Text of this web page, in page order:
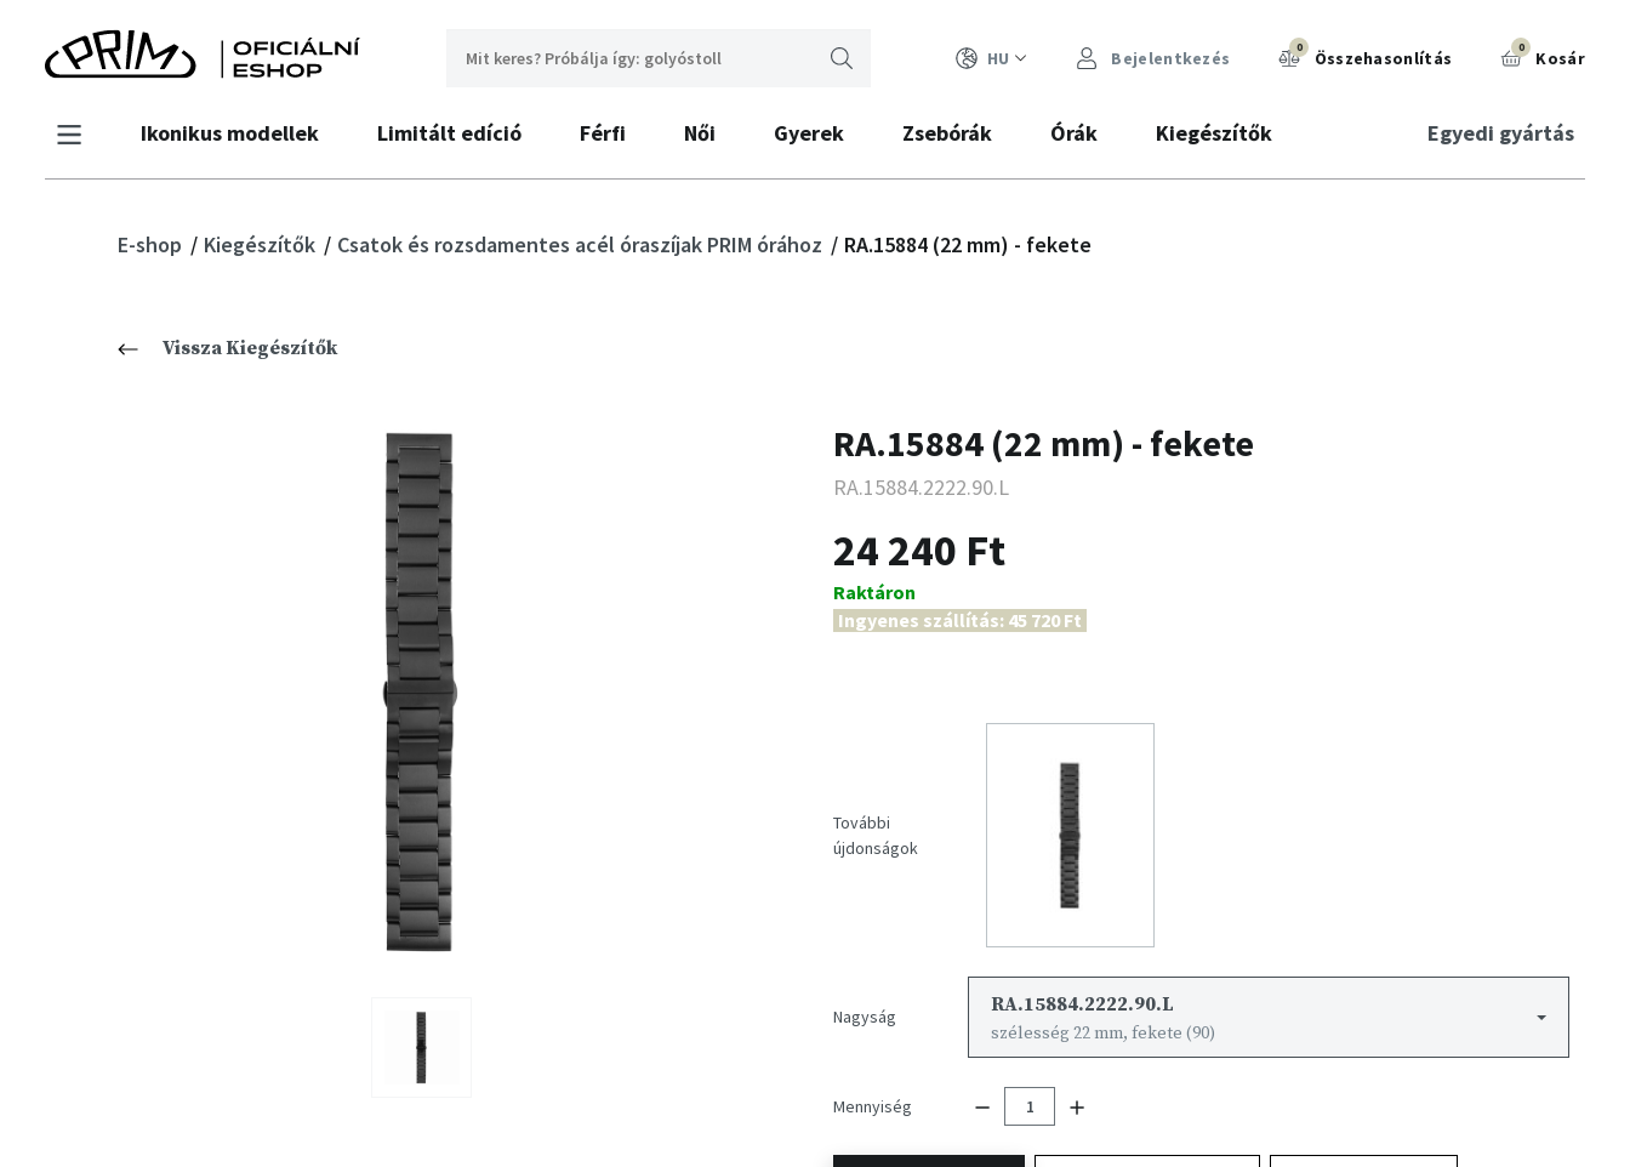
HU Bejelentkezés 0 Összehasonlítás 0 Kosár
Ikonikus modellek Limitált edíció Férfi Női Gyerek Zsebórák Órák Kiegészítők Egyedi gyártás
E-shop Kiegészítők Csatok és rozsdamentes acél óraszíjak PRIM órához RA.15884 (22 mm) - fekete
Vissza Kiegészítők
RA.15884 (22 mm) - fekete
RA.15884.2222.90.L
24 240 Ft
Raktáron
Ingyenes szállítás: 45 720 Ft
További
újdonságok
Nagyság RA.15884.2222.90.L
szélesség 22 mm, fekete (90)
Mennyiség